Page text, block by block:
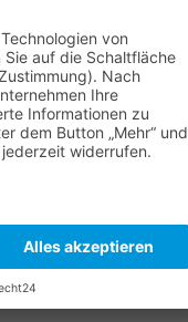
Hochwasser
Ideen-Reich
Italien
Japan
Kulinarisch
Kultur